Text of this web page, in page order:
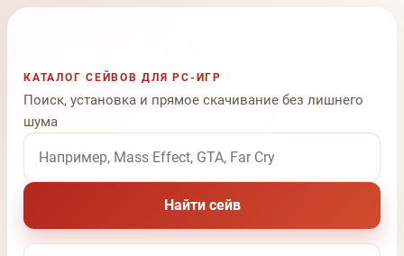
КАТАЛОГ СЕЙВОВ ДЛЯ PC-ИГР
Поиск, установка и прямое скачивание без лишнего
шума
Поиск по названию игры
Найти сейв